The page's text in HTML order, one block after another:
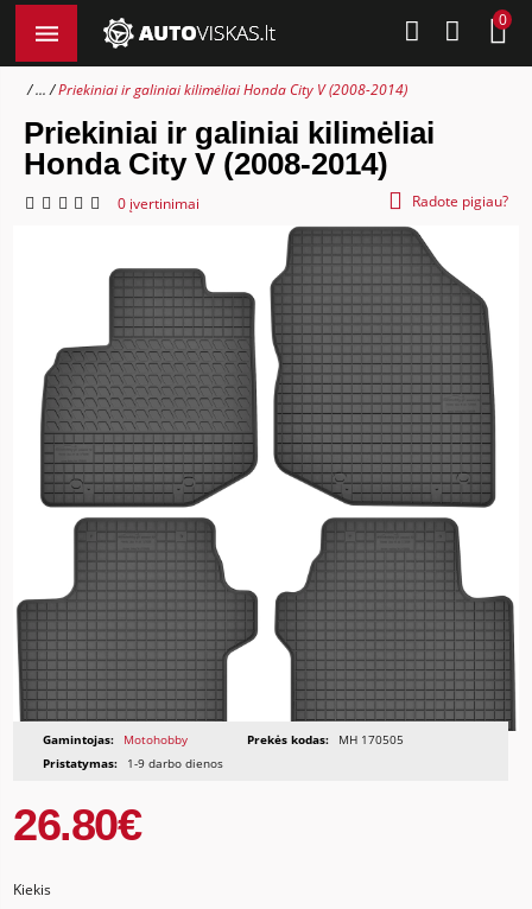
0
... Priekiniai ir galiniai kilimėliai Honda City V (2008-2014)
Priekiniai ir galiniai kilimėliai
Honda City V (2008-2014)
0 įvertinimai Radote pigiau?
Gamintojas: Motohobby Prekės kodas:
MH 170505
Pristatymas:
1-9 darbo dienos
26.80€
Kiekis